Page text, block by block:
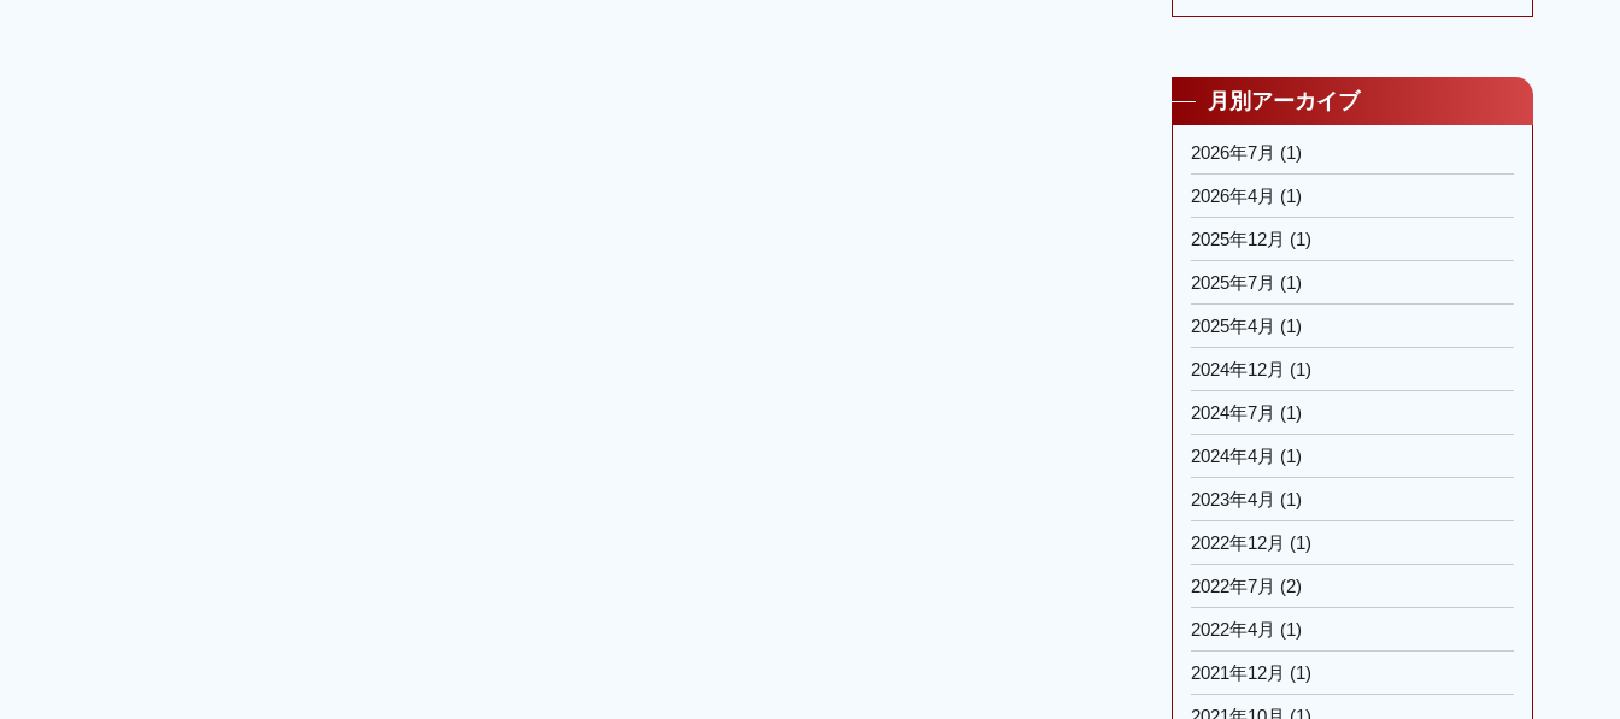
月別アーカイブ
2026年7月 (1)
2026年4月 (1)
2025年12月 (1)
2025年7月 (1)
2025年4月 (1)
2024年12月 (1)
2024年7月 (1)
2024年4月 (1)
2023年4月 (1)
2022年12月 (1)
2022年7月 (2)
2022年4月 (1)
2021年12月 (1)